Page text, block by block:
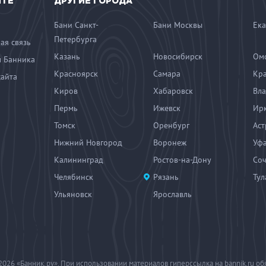
связь
Банника
Бани Санкт-
Петербурга
Бани Москвы
Казань Новосибирск
Красноярск
Самара
Киров
Хабаровск
Пермь
Ижевск
Томск
Оренбург
Нижний Новгород
Воронеж
Уфа
Калининград
Ростов-на-Дону
Челябинск
Рязань
Ульяновск
Ярославль
«Банник.ру». При использовании материалов гиперссылка на bannik.ru